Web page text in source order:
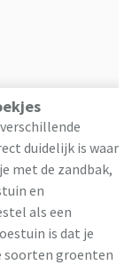
duidelijk is waar
met de zandbak,
en
als een
is dat je
soorten groenten